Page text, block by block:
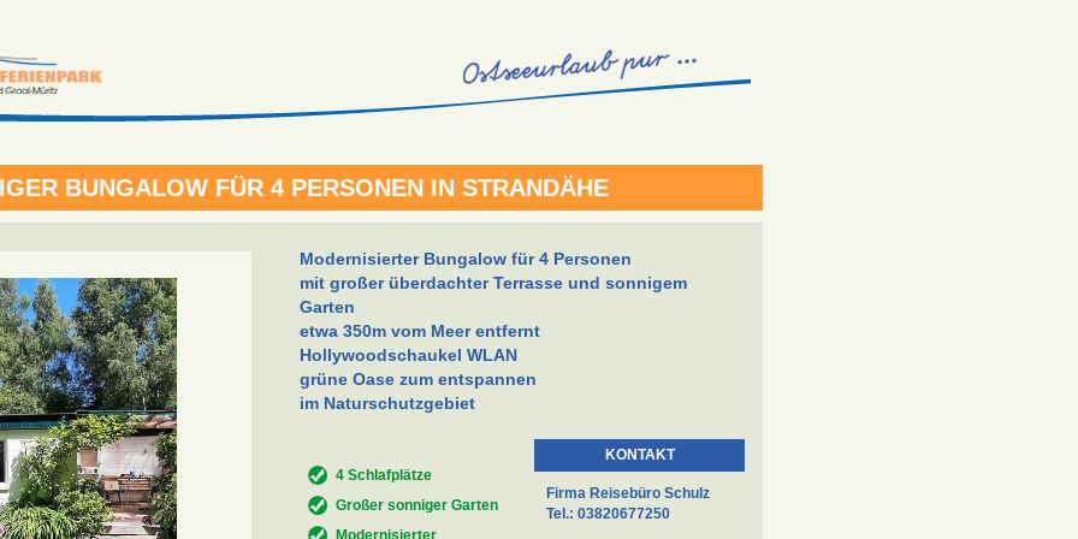
BUNGALOW FÜR 4 PERSONEN IN STRANDÄHE
Modernisierter Bungalow für 4 Personen
mit großer überdachter Terrasse und sonnigem
Garten
etwa 350m vom Meer entfernt
Hollywoodschaukel WLAN
grüne Oase zum entspannen
im Naturschutzgebiet
4 Schlafplätze
Großer sonniger Garten
Modernisierter
KONTAKT
Firma Reisebüro Schulz
Tel.: 03820677250